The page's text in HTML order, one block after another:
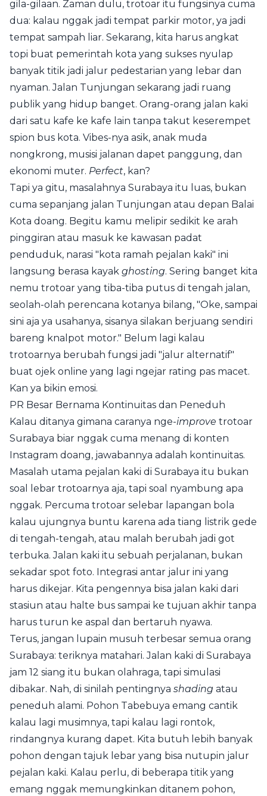
gila-gilaan. Zaman dulu, trotoar itu fungsinya cuma
dua: kalau nggak jadi tempat parkir motor, ya jadi
tempat sampah liar. Sekarang, kita harus angkat
topi buat pemerintah kota yang sukses nyulap
banyak titik jadi jalur pedestarian yang lebar dan
nyaman. Jalan Tunjungan sekarang jadi ruang
publik yang hidup banget. Orang-orang jalan kaki
dari satu kafe ke kafe lain tanpa takut keserempet
spion bus kota. Vibes-nya asik, anak muda
nongkrong, musisi jalanan dapet panggung, dan
ekonomi muter. Perfect, kan?
Tapi ya gitu, masalahnya Surabaya itu luas, bukan
cuma sepanjang jalan Tunjungan atau depan Balai
Kota doang. Begitu kamu melipir sedikit ke arah
pinggiran atau masuk ke kawasan padat
penduduk, narasi "kota ramah pejalan kaki" ini
langsung berasa kayak ghosting. Sering banget kita
nemu trotoar yang tiba-tiba putus di tengah jalan,
seolah-olah perencana kotanya bilang, "Oke, sampai
sini aja ya usahanya, sisanya silakan berjuang sendiri
bareng knalpot motor." Belum lagi kalau
trotoarnya berubah fungsi jadi "jalur alternatif"
buat ojek online yang lagi ngejar rating pas macet.
Kan ya bikin emosi.
PR Besar Bernama Kontinuitas dan Peneduh
Kalau ditanya gimana caranya nge-improve trotoar
Surabaya biar nggak cuma menang di konten
Instagram doang, jawabannya adalah kontinuitas.
Masalah utama pejalan kaki di Surabaya itu bukan
soal lebar trotoarnya aja, tapi soal nyambung apa
nggak. Percuma trotoar selebar lapangan bola
kalau ujungnya buntu karena ada tiang listrik gede
di tengah-tengah, atau malah berubah jadi got
terbuka. Jalan kaki itu sebuah perjalanan, bukan
sekadar spot foto. Integrasi antar jalur ini yang
harus dikejar. Kita pengennya bisa jalan kaki dari
stasiun atau halte bus sampai ke tujuan akhir tanpa
harus turun ke aspal dan bertaruh nyawa.
Terus, jangan lupain musuh terbesar semua orang
Surabaya: teriknya matahari. Jalan kaki di Surabaya
jam 12 siang itu bukan olahraga, tapi simulasi
dibakar. Nah, di sinilah pentingnya shading atau
peneduh alami. Pohon Tabebuya emang cantik
kalau lagi musimnya, tapi kalau lagi rontok,
rindangnya kurang dapet. Kita butuh lebih banyak
pohon dengan tajuk lebar yang bisa nutupin jalur
pejalan kaki. Kalau perlu, di beberapa titik yang
emang nggak memungkinkan ditanem pohon,